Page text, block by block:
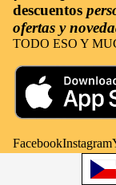
descuentos
ofertas y
TODO ESO Y
FacebookInstagram